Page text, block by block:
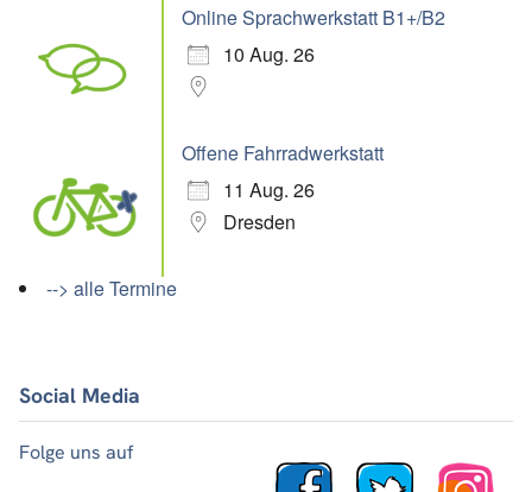
Online Sprachwerkstatt B1+/B2
10 Aug. 26
Offene Fahrradwerkstatt
11 Aug. 26
Dresden
--> alle Termine
Social Media
Folge uns auf